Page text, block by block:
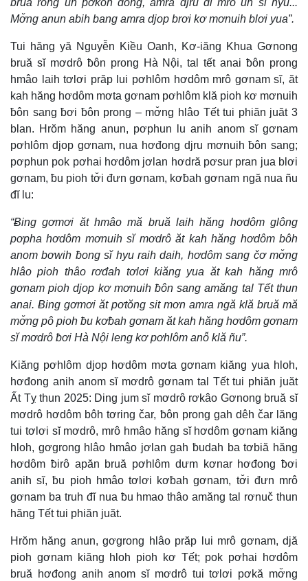
bruă rông un pơkon dong, amra djru đĭ mrô un sĭ hyu...
Mơ̆ng anun abih bang amra djop brơi kơ mơnuih blơi yua”.
Tui hăng yă Nguyễn Kiều Oanh, Kơ-iăng Khua Gơnong
bruă sĭ mơdrô ƀôn prong Hà Nội, tal tết anai ƀôn prong
hmâo laih tơlơi prăp lui pơhlôm hơdôm mrô gơnam sĭ, ăt
kah hăng hơdôm mơta gơnam pơhlôm klă pioh kơ mơnuih
ƀôn sang ƀơi ƀôn prong – mơ̆ng hlâo Tết tui phiăn juăt 3
blan. Hrŏm hăng anun, pơphun lu anih anom sĭ gơnam
pơhlôm djop gơnam, nua hơđong djru mơnuih ƀôn sang;
pơphun pok pơhai hơdôm jơlan hơdră pơsur pran jua blơi
gơnam, ƀu pioh tơ̆i đưn gơnam, kơƀah gơnam ngă nua ñu
đĭ lu:
“Ƀing gơmơi ăt hmâo mă bruă laih hăng hơdôm glông
pơpha hơdôm mơnuih sĭ mơdrô ăt kah hăng hơdôm bôh
anom bơwih ƀong sĭ hyu raih daih, hơdôm sang čơ mơ̆ng
hlâo pioh thâo rơđah tơlơi kiăng yua ăt kah hăng mrô
gơnam pioh djop kơ mơnuih ƀôn sang amăng tal Tết thun
anai. Ƀing gơmơi ăt pơtŏng sit mơn amra ngă klă bruă mă
mơ̆ng pô pioh ƀu kơƀah gơnam ăt kah hăng hơdôm gơnam
sĭ mơdrô ƀơi Hà Nội leng kơ pơhlôm anô̆ klă ñu”.
Kiăng pơhlôm djop hơdôm mơta gơnam kiăng yua hloh,
hơđong anih anom sĭ mơdrô gơnam tal Tết tui phiăn juăt
Ất Tỵ thun 2025: Ding jum sĭ mơdrô rơkâo Gơnong bruă sĭ
mơdrô hơdôm bôh tơring čar, ƀôn prong gah dêh čar lăng
tui tơlơi sĭ mơdrô, mrô hmâo hăng sĭ hơdôm gơnam kiăng
hloh, gơgrong hlâo hmâo jơlan gah ƀudah ba tơbiă hăng
hơdôm ƀirô apăn bruă pơhlôm dưm kơnar hơđong ƀơi
anih sĭ, ƀu pioh hmâo tơlơi kơƀah gơnam, tơ̆i đưn mrô
gơnam ba truh đĭ nua ƀu hmao thâo amăng tal rơnuč thun
hăng Tết tui phiăn juăt.
Hrŏm hăng anun, gơgrong hlâo prăp lui mrô gơnam, djă
pioh gơnam kiăng hloh pioh kơ Tết; pok pơhai hơdôm
bruă hơđong anih anom sĭ mơdrô tui tơlơi pơkă mơ̆ng